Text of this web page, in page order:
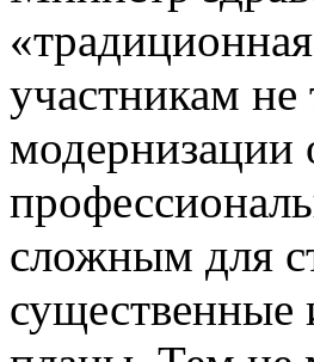
участникам не
модернизации
сложным для
существенные